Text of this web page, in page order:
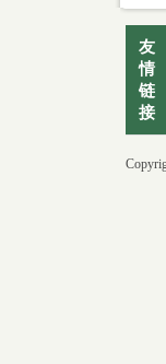
友
情
链
接